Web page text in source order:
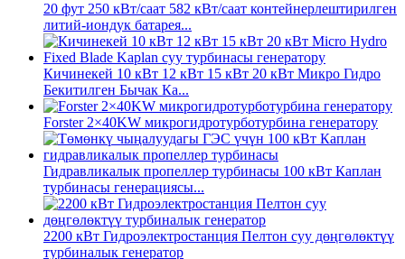
20 фут 250 кВт/саат 582 кВт/саат контейнерлештирилген
литий-иондук батарея...
Кичинекей 10 кВт 12 кВт 15 кВт 20 кВт Микро Гидро
Бекитилген Бычак Ка...
Forster 2×40KW микрогидротурботурбина генератору
Гидравликалык пропеллер турбинасы 100 кВт Каплан
турбинасы генерациясы...
2200 кВт Гидроэлектростанция Пелтон суу дөңгөлөктүү
турбиналык генератор